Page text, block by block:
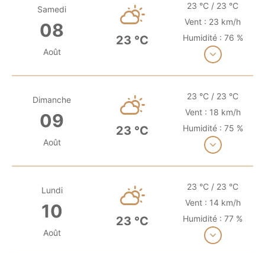
Samedi
08
Août
23 °C
23 °C / 23 °C
Vent : 23 km/h
Humidité : 76 %
Voir plus
Dimanche
09
Août
23 °C
23 °C / 23 °C
Vent : 18 km/h
Humidité : 75 %
Voir plus
Lundi
10
Août
23 °C
23 °C / 23 °C
Vent : 14 km/h
Humidité : 77 %
Voir plus